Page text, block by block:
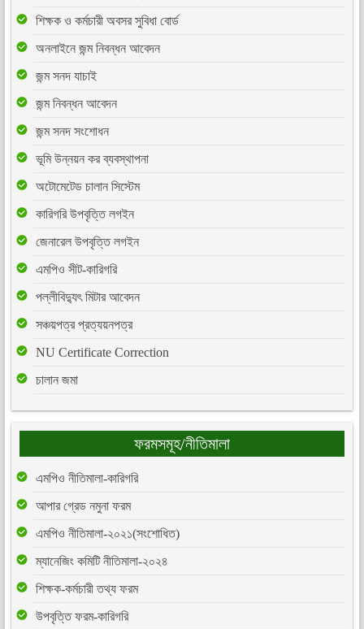
শিক্ষক ও কর্মচারী অবসর সুবিধা বোর্ড
অনলাইনে জন্ম নিবন্ধন আবেদন
জন্ম সনদ যাচাই
জন্ম নিবন্ধন আবেদন
জন্ম সনদ সংশোধন
ভূমি উন্নয়ন কর ব্যবস্থাপনা
অটোমেটেড চালান সিস্টেম
কারিগরি উপবৃত্তি লগইন
জেনারেল উপবৃত্তি লগইন
এমপিও সীট-কারিগরি
পল্লীবিদ্যুৎ মিটার আবেদন
সঞ্চয়পত্র প্রত্যয়নপত্র
NU Certificate Correction
চালান জমা
ফরমসমূহ/নীতিমালা
এমপিও নীতিমালা-কারিগরি
আপার গ্রেড নমুনা ফরম
এমপিও নীতিমালা-২০২১(সংশোধিত)
ম্যানেজিং কমিটি নীতিমালা-২০২৪
শিক্ষক-কর্মচারী তথ্য ফরম
উপবৃত্তি ফরম-কারিগরি